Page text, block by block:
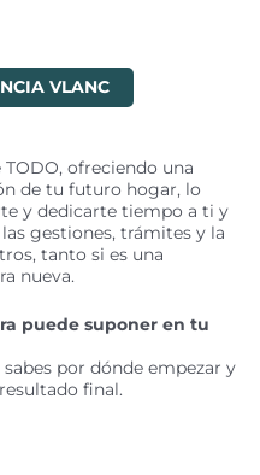
VLANC
ofreciendo una
de tu futuro hogar, lo
y dedicarte tiempo a ti y
gestiones, trámites y la
tanto si es una
nueva.
puede suponer en tu
por dónde empezar y
final.